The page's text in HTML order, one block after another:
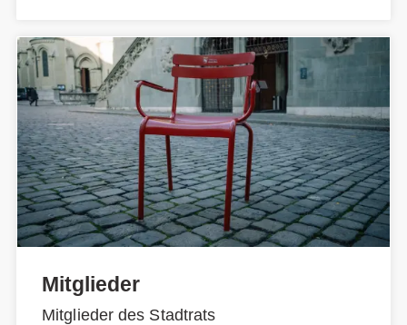
Mitglieder
Mitglieder des Stadtrats